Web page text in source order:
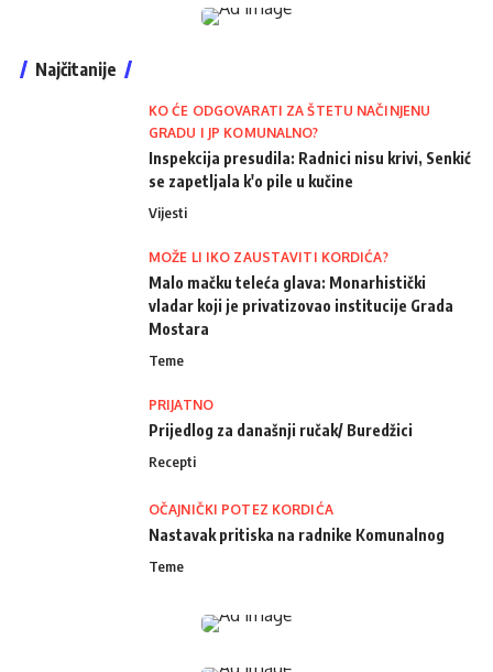
Najčitanije
KO ĆE ODGOVARATI ZA ŠTETU NAČINJENU
GRADU I JP KOMUNALNO?
Inspekcija presudila: Radnici nisu krivi, Senkić
se zapetljala k'o pile u kučine
Vijesti
MOŽE LI IKO ZAUSTAVITI KORDIĆA?
Malo mačku teleća glava: Monarhistički
vladar koji je privatizovao institucije Grada
Mostara
Teme
PRIJATNO
Prijedlog za današnji ručak/ Buredžici
Recepti
OČAJNIČKI POTEZ KORDIĆA
Nastavak pritiska na radnike Komunalnog
Teme